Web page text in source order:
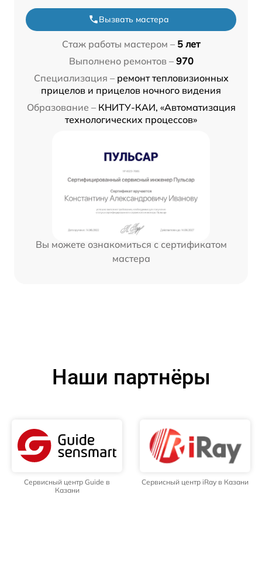
Вызвать мастера
Стаж работы мастером – 5 лет
Выполнено ремонтов – 970
Специализация – ремонт тепловизионных
прицелов и прицелов ночного видения
Образование – КНИТУ-КАИ, «Автоматизация
технологических процессов»
Вы можете ознакомиться с сертификатом
мастера
Наши партнёры
Сервисный центр Guide в
Казани
Сервисный центр iRay в Казани